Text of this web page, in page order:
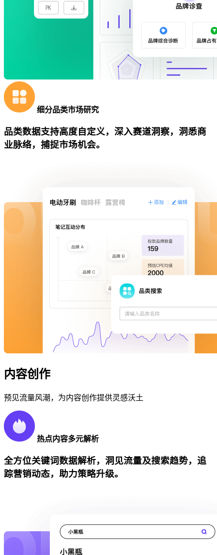
细分品类市场研究
品类数据支持高度自定义，深入赛道洞察，洞悉商
业脉络，捕捉市场机会。
内容创作
预见流量风潮，为内容创作提供灵感沃土
热点内容多元解析
全方位关键词数据解析，洞见流量及搜索趋势，追
踪营销动态，助力策略升级。